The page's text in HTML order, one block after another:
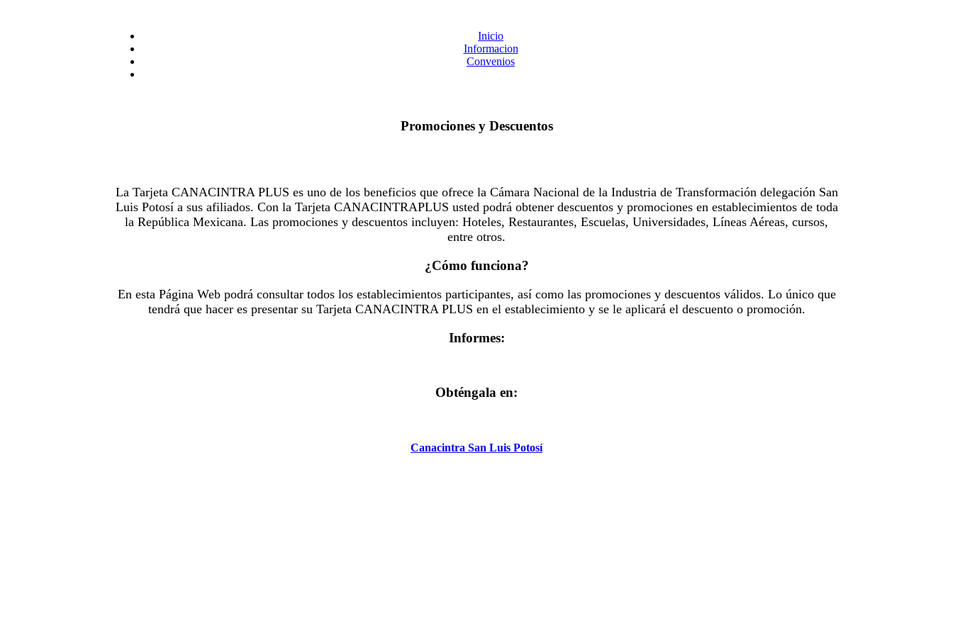
Inicio
Informacion
Convenios
Promociones y Descuentos
La Tarjeta CANACINTRA PLUS es uno de los beneficios que ofrece la Cámara Nacional de la Industria de Transformación delegación San
Luis Potosí a sus afiliados. Con la Tarjeta CANACINTRAPLUS usted podrá obtener descuentos y promociones en establecimientos de toda
la República Mexicana. Las promociones y descuentos incluyen: Hoteles, Restaurantes, Escuelas, Universidades, Líneas Aéreas, cursos,
entre otros.
¿Cómo funciona?
En esta Página Web podrá consultar todos los establecimientos participantes, así como las promociones y descuentos válidos. Lo único que
tendrá que hacer es presentar su Tarjeta CANACINTRA PLUS en el establecimiento y se le aplicará el descuento o promoción.
Informes:
Obténgala en:
Canacintra San Luis Potosí